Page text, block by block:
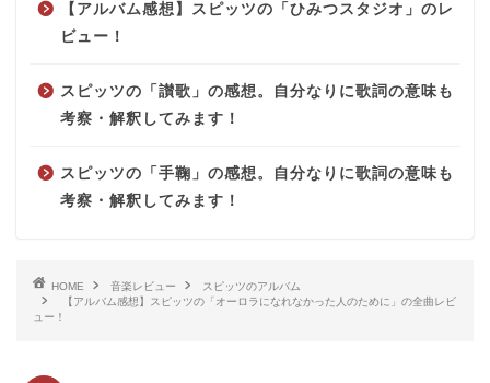
【アルバム感想】スピッツの「ひみつスタジオ」のレ
ビュー！
スピッツの「讃歌」の感想。自分なりに歌詞の意味も
考察・解釈してみます！
スピッツの「手鞠」の感想。自分なりに歌詞の意味も
考察・解釈してみます！
HOME 音楽レビュー
スピッツのアルバム
【アルバム感想】スピッツの「オーロラになれなかった人のために」の全曲レビ
ュー！